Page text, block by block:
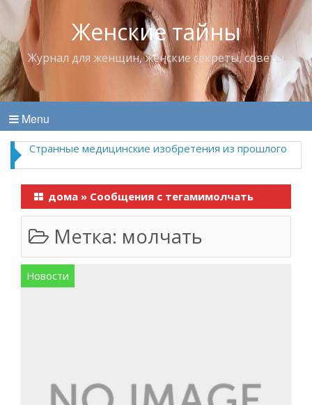
Женские тайны
Журнал для женщин, женские секреты, советы
Menu
Странные медицинские изобретения из прошлого
дома » Сообщения с тегамимолчать
Метка: молчать
Новости